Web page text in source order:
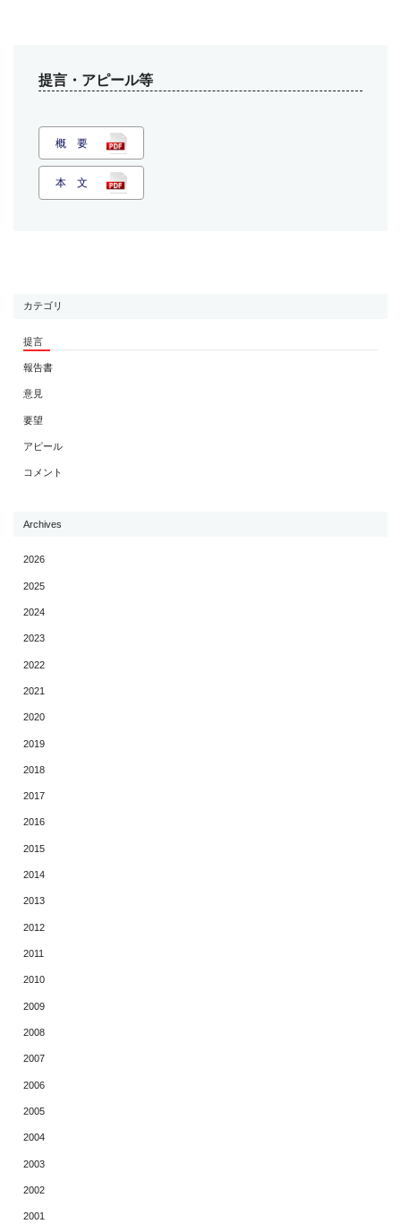
提言・アピール等
概 要
本 文
カテゴリ
提言
報告書
意見
要望
アピール
コメント
Archives
2026
2025
2024
2023
2022
2021
2020
2019
2018
2017
2016
2015
2014
2013
2012
2011
2010
2009
2008
2007
2006
2005
2004
2003
2002
2001